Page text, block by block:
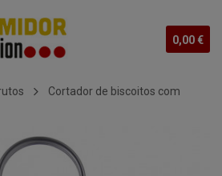
0,00 €
Cortador de biscoitos com